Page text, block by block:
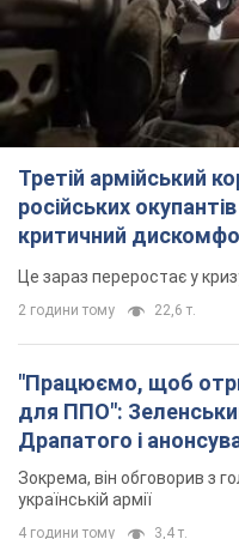
Третій армійський
російських
критичний
Це зараз переростає у
2 години тому 22,6 т.
"Працюємо, щоб
для ППО":
Драпатого і
Зокрема, він обговорив з
українській армії
4 години тому 3,4 т.